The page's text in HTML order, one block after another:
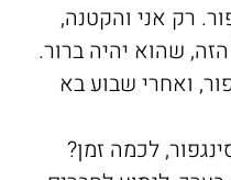
רק אני והקטנה,
שהוא יהיה ברור.
ואחרי שבוע בא
לכמה זמן?